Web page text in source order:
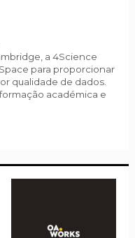
a 4Science
para proporcionar
qualidade de dados.
académica e